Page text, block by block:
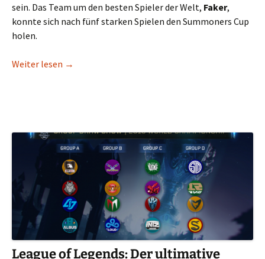
sein. Das Team um den besten Spieler der Welt, Faker,
konnte sich nach fünf starken Spielen den Summoners Cup
holen.
Weiter lesen SKT ist Weltmeister!
→
League of Legends: Der ultimative